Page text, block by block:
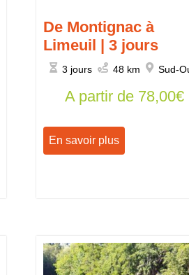
De Montignac à
Limeuil | 3 jours
3 jours 48 km Sud-
A partir de 78,00€
En savoir plus